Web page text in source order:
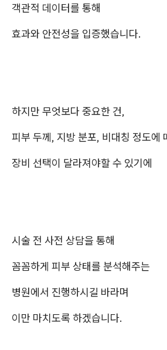
객관적 데이터를 통해
효과와 안전성을 입증했습니다.
하지만 무엇보다 중요한 건,
피부 두께, 지방 분포, 비대칭 정도에
장비 선택이 달라져야할 수 있기에
시술 전 사전 상담을 통해
꼼꼼하게 피부 상태를 분석해주는
병원에서 진행하시길 바라며
이만 마치도록 하겠습니다.